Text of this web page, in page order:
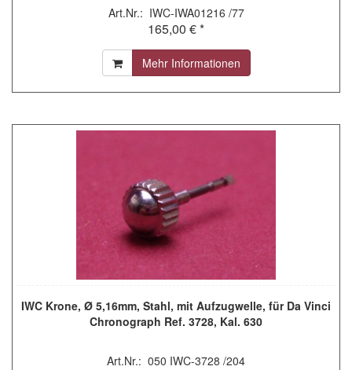
Art.Nr.: IWC-IWA01216 /77
165,00 € *
Mehr Informationen
IWC Krone, Ø 5,16mm, Stahl, mit Aufzugwelle, für Da Vinci
Chronograph Ref. 3728, Kal. 630
Art.Nr.: 050 IWC-3728 /204